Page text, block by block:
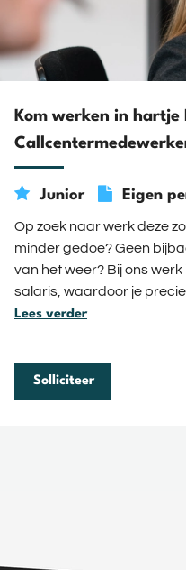
Kom werken in hartje
Junior Eigen
€10,68 -€17,78
Op zoek naar werk deze
minder gedoe? Geen
van het weer? Bij ons
salaris, waardoor je
Lees verder
Solliciteer